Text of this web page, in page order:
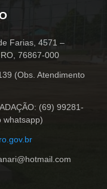
Farias, 4571 –
76867-000
(Obs. Atendimento
(69) 99281-
whatsapp)